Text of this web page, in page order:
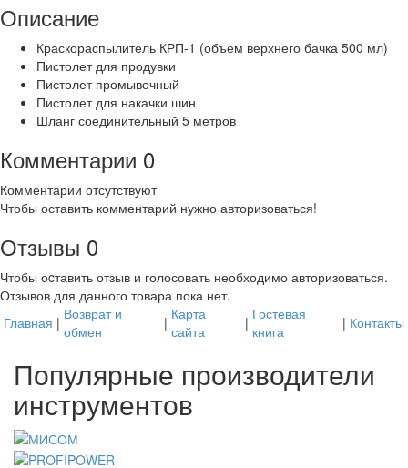
Описание
Краскораспылитель КРП-1 (объем верхнего бачка 500 мл)
Пистолет для продувки
Пистолет промывочный
Пистолет для накачки шин
Шланг соединительный 5 метров
Комментарии 0
Комментарии отсутствуют
Чтобы оставить комментарий нужно авторизоваться!
Отзывы 0
Чтобы оcтавить отзыв и голосовать необходимо авторизоваться.
Отзывов для данного товара пока нет.
Главная | Возврат и
обмен
| Карта
сайта
| Гостевая
книга
| Контакты
Популярные производители
инструментов